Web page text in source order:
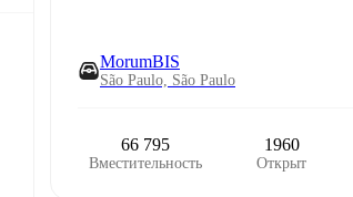
MorumBIS
São Paulo, São Paulo
66 795
Вместительность
1960
Открыт